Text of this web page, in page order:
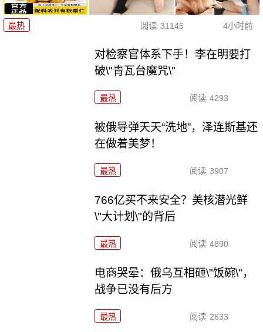
最热 阅读 31145 4小时前
对检察官体系下手！李在明要打
破\"青瓦台魔咒\"
最热 阅读 4293
被俄导弹天天“洗地”，泽连斯基还
在做着美梦！
最热 阅读 3907
766亿买不来安全？美核潜光鲜
\"大计划\"的背后
最热 阅读 4890
电商哭晕：俄乌互相砸\"饭碗\"，
战争已没有后方
最热 阅读 2633